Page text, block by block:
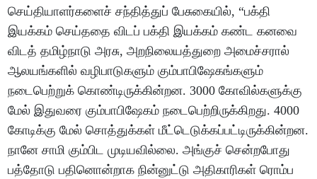
செய்தியாளர்களைச் சந்தித்துப் பேசுகையில், “பக்தி
இயக்கம் செய்ததை விடப் பக்தி இயக்கம் கண்ட கனவை
விடத் தமிழ்நாடு அரசு, அறநிலையத்துறை அமைச்சரால்
ஆலயங்களில் வழிபாடுகளும் கும்பாபிஷேகங்களும்
நடைபெற்றுக் கொண்டிருக்கின்றன. 3000 கோவில்களுக்கு
மேல் இதுவரை கும்பாபிஷேகம் நடைபெற்றிருக்கிறது. 4000
கோடிக்கு மேல் சொத்துக்கள் மீட்டெடுக்கப்பட்டிருக்கின்றன.
நானே சாமி கும்பிட முடியவில்லை. அங்குச் சென்றபோது
பத்தோடு பதினொன்றாக நின்னுட்டு அதிகாரிகள் ரொம்ப